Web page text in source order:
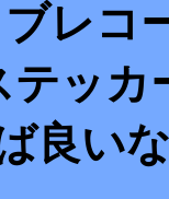
レコ
ッカ
良い